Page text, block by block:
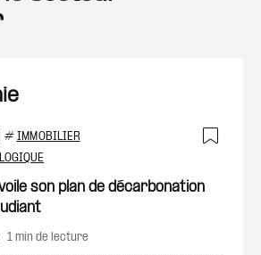
# IMMOBILIER
son plan de décarbonation
1 min de lecture